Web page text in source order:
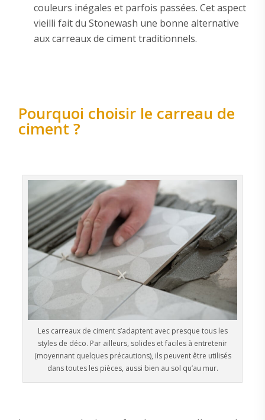
couleurs inégales et parfois passées. Cet aspect
vieilli fait du Stonewash une bonne alternative
aux carreaux de ciment traditionnels.
Pourquoi choisir le carreau de
ciment ?
Les carreaux de ciment s’adaptent avec presque tous les
styles de déco. Par ailleurs, solides et faciles à entretenir
(moyennant quelques précautions), ils peuvent être utilisés
dans toutes les pièces, aussi bien au sol qu’au mur.